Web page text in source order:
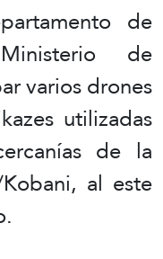
de
de
varios drones
utilizadas
de la
al este